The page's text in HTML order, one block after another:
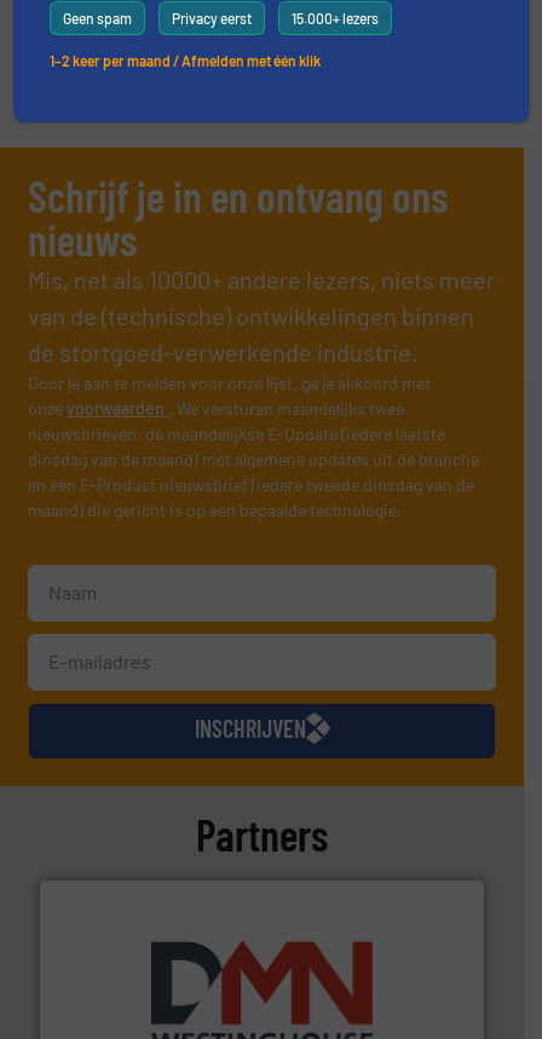
14 mei 2024
Schrijf je in en ontvang ons
nieuws
Mis, net als 10000+ andere lezers, niets meer
van de (technische) ontwikkelingen binnen
de stortgoed-verwerkende industrie.
Door je aan te melden voor onze lijst, ga je akkoord met
onzevoorwaarden . We versturen maandelijks twee
nieuwsbrieven, de maandelijkse E-Update (iedere laatste
dinsdag van de maand) met algemene updates uit de branche
en één E-Product nieuwsbrief (iedere tweede dinsdag van de
maand) die gericht is op een bepaalde technologie.
INSCHRIJVEN
Partners
mineralen-, energie en biomassa industrieën.
Geen spam Privacy eerst 15.000+ lezers
1–2 keer per maand / Afmelden met één klik